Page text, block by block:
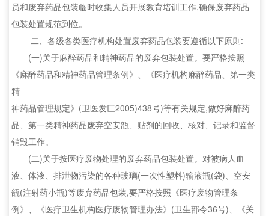
员和废弃药品包装临时收集人员开展教育培训工作,确保废弃药品
包装处置规范到位。
二、各级各类医疗机构处置废弃药品包装要遵循以下原则:
(一)关于麻醉药品和精神药品的废弃包装处置。要严格按照
《麻醉药品和精神药品管理条例》、《医疗机构麻醉药品、第一类
精
神药品管理规定》(卫医发匚2005)438号)等有关规定,做好麻醉药
品、第一类精神药品废弃空安瓿、贴剂的回收、核对、记录和监督
销毁工作。
(二)关于按医疗废物处理的废弃药品包装处置。对被病人血
液、体液、排泄物污染的各种玻璃(一次性塑料)输液瓶(袋)、空安
瓿(注射药小瓶)等废弃药品包装,要严格按照《医疗废物管理条
例》、《医疗卫生机构医疗废物管理办法》(卫生部令36号)、《关